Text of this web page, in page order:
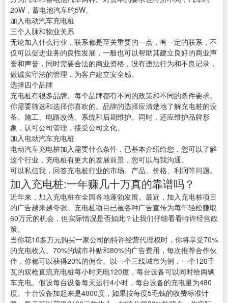
20W，蓄电池汽车约5W。
加入电动汽车充电桩
三个人脉和物业关系
无论加入什么行业，联系都是至关重要的一点，有一定的联系，不
仅可以促进业务的良性发展，一般也可以帮助其建立良好的商业声
誉和声誉，同时需要合法的商业资格，没有违法行为和不良记录，
做诚实守法的管理，为客户建立安全感。
选择四个品牌
充电桩有很多品牌。每个品牌都有不同的政策和不同的条件要求。
你需要筛选和选择你喜欢的。品牌的选择应清楚地了解充电桩的设
备、施工、电路改造、系统和后期维护。同时，还应维护品牌形
象，认可公司管理，接受公司文化。
加入电动汽车充电桩
电动汽车充电桩加入需要什么条件，已基本介绍给您，您可以了解
这个行业，充电桩有更大的发展前景，您可以与我沟通。
可以私信我，回答充电桩行业的市场、产品、价格、利润等问题。
加入充电桩:一年赚几十万真的靠谱吗？
近年来，加入充电桩在全国各地蓬勃发展。最近，加入充电桩项目
的广告越来越夸张。充电桩项目已被各种广告宣传为每年轻松赚取
60万元的机会，但实际情况是否如此？让我们仔细看看特许经营政
策。
当你花10多万元购买一家公司的特许经营代理权时，你将享受70%
的充电收入、70%的城市补贴和80%的广告费用，每次推荐合作伙
伴，你都可以获得20%的佣金。以一个三线城市为例，一个120千
瓦的双枪直流充电桩每小时充电120度，每台设备可以同时给两辆
车充电。假设每台设备每天运行4小时，每台设备的充电量为480
度。十台设备加起来是4800度，如果按每度5毛钱的收费标准计